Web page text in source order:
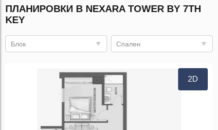
ПЛАНИРОВКИ В NEXARA TOWER BY 7TH
KEY
Блок Спален
2D